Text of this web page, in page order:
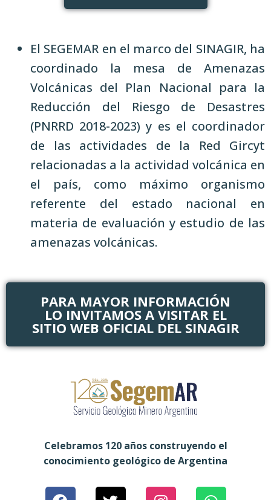
El SEGEMAR en el marco del SINAGIR, ha
coordinado la mesa de Amenazas
Volcánicas del Plan Nacional para la
Reducción del Riesgo de Desastres
(PNRRD 2018-2023) y es el coordinador
de las actividades de la Red Gircyt
relacionadas a la actividad volcánica en
el país, como máximo organismo
referente del estado nacional en
materia de evaluación y estudio de las
amenazas volcánicas.
PARA MAYOR INFORMACIÓN
LO INVITAMOS A VISITAR EL
SITIO WEB OFICIAL DEL SINAGIR
Celebramos 120 años construyendo el
conocimiento geológico de Argentina